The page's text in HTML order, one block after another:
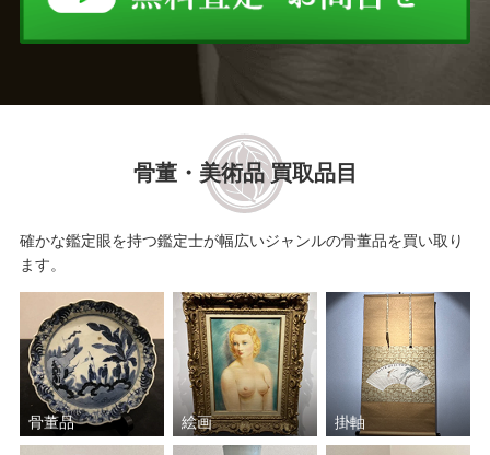
楊 三郎（ヤン・サンラン）
ミッシェル・ドラクロワ
古吉 弘 モーリス・ユトリロ
寺井 重三 鈴木 政輝
井口 由多可 栗原 喜依子
塗師 祥一郎 マリー・ローランサン
骨董・美術品 買取品目
確かな鑑定眼を持つ鑑定士が幅広いジャンルの骨董品を買い取り
ます。
骨董品 絵画 掛軸